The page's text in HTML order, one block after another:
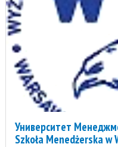
Университет
Szkoła Menedżerska w